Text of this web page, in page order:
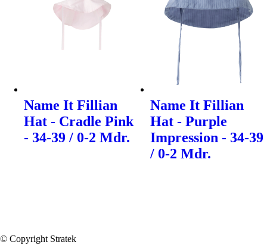
Name It Fillian
Hat - Cradle Pink
- 34-39 / 0-2 Mdr.
Name It Fillian
Hat - Purple
Impression - 34-39
/ 0-2 Mdr.
© Copyright Stratek